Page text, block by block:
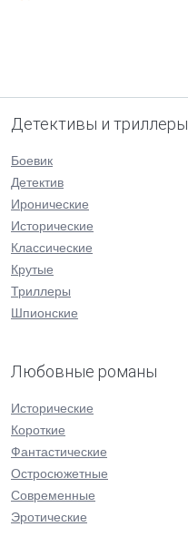
Детективы и триллеры
Боевик
Детектив
Иронические
Исторические
Классические
Крутые
Триллеры
Шпионские
Любовные романы
Исторические
Короткие
Фантастические
Остросюжетные
Современные
Эротические